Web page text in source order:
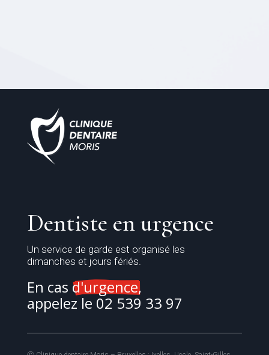
Dentiste en urgence
Un service de garde est organisé les
dimanches et jours fériés.
En cas d'urgence,
appelez le 02 539 33 97